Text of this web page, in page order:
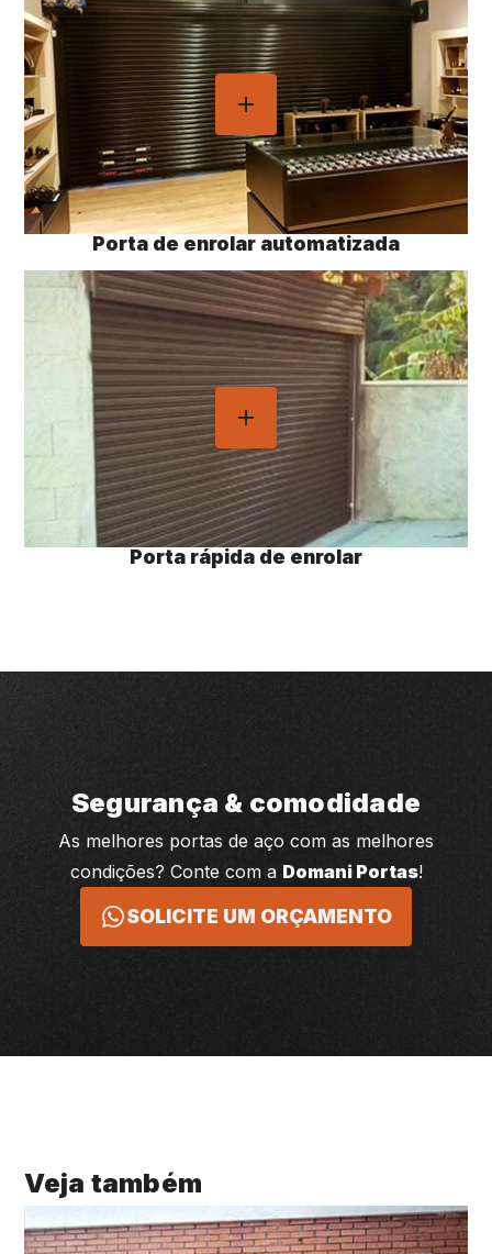
Porta de enrolar automatizada
Porta rápida de enrolar
Segurança & comodidade
As melhores portas de aço com as melhores
condições? Conte com a Domani Portas!
SOLICITE UM ORÇAMENTO
Veja também